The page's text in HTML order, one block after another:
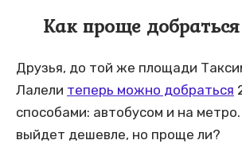
Как проще
Друзья, до той же площади
Лалели теперь можно добраться
способами: автобусом и на
выйдет дешевле, но проще ли?